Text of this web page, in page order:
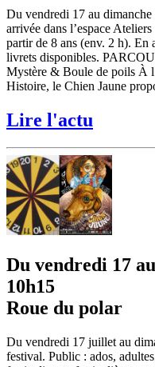
Du vendredi 17 au
arrivée dans l’espace
partir de 8 ans (env. 2 h). En
livrets disponibles.
Mystère & Boule de poils À
Histoire, le Chien Jaune
Lire l'actu
Du vendredi 17
10h15
Roue du polar
Du vendredi 17 juillet au
festival. Public : ados,